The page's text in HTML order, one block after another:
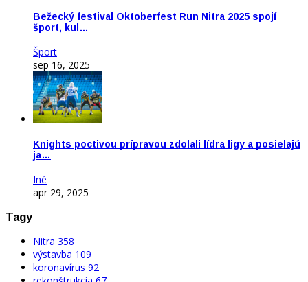
Bežecký festival Oktoberfest Run Nitra 2025 spojí
šport, kul…
Šport
sep 16, 2025
Knights poctivou prípravou zdolali lídra ligy a posielajú
ja…
Iné
apr 29, 2025
Tagy
Nitra 358
výstavba 109
koronavírus 92